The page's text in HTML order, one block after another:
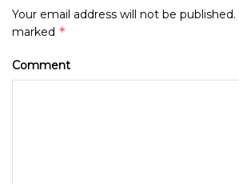
Your email address will not be published.
marked *
Comment